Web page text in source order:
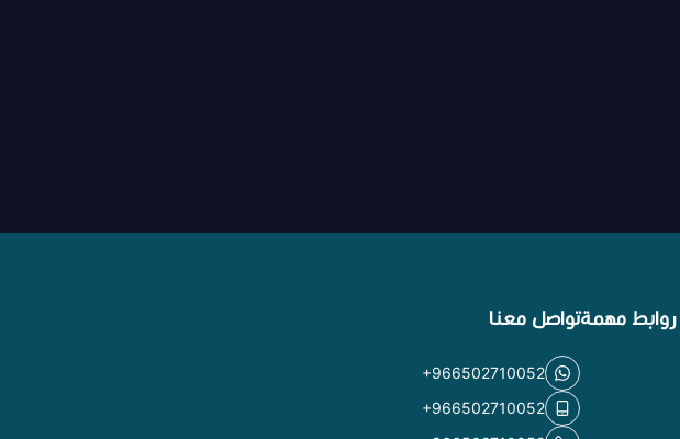
روابط مهمةتواصل معنا
+966502710052
+966502710052